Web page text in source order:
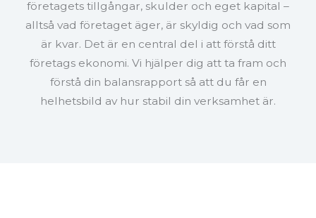
företagets tillgångar, skulder och eget kapital –
alltså vad företaget äger, är skyldig och vad som
är kvar. Det är en central del i att förstå ditt
företags ekonomi. Vi hjälper dig att ta fram och
förstå din balansrapport så att du får en
helhetsbild av hur stabil din verksamhet är.